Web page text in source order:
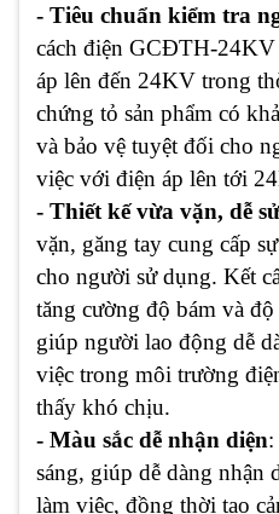
- Tiêu chuẩn kiểm tra
cách điện GCĐTH-
áp lên đến 24KV trong
chứng tỏ sản phẩm có
và bảo vệ tuyệt đối cho
việc với điện áp lên tới
- Thiết kế vừa vặn, dễ
vặn, găng tay cung cấp
cho người sử dụng. Kết
tăng cường độ bám và
giúp người lao động dễ
việc trong môi trường
thấy khó chịu.
- Màu sắc dễ nhận diện
sáng, giúp dễ dàng nhận
làm việc, đồng thời tạo